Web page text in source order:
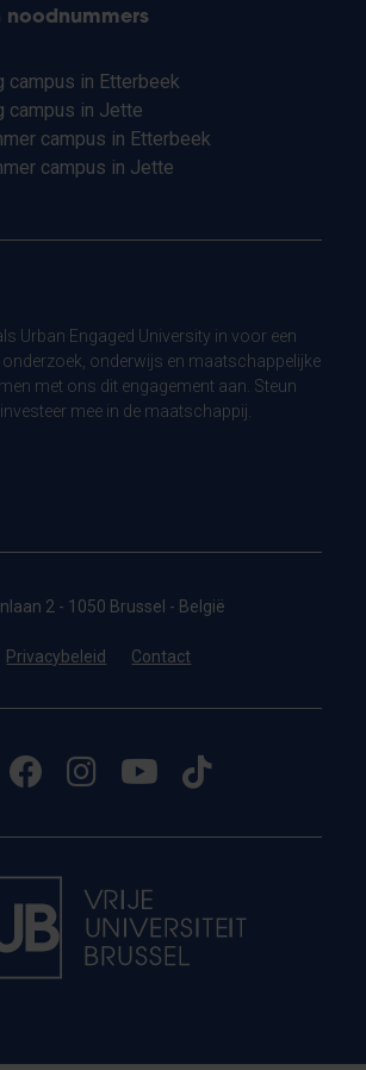
noodnummers
campus in Etterbeek
campus in Jette
campus in Etterbeek
campus in Jette
Urban Engaged University in voor een
onderzoek, onderwijs en maatschappelijke
met ons dit engagement aan. Steun
mee in de maatschappij.
2 - 1050 Brussel - België
Privacybeleid Contact